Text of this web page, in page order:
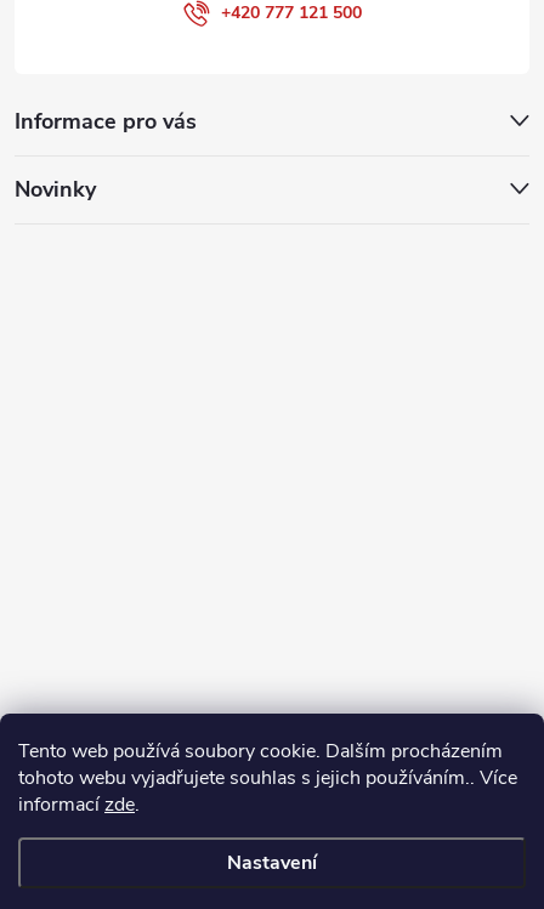
Tento web používá soubory cookie. Dalším procházením
tohoto webu vyjadřujete souhlas s jejich používáním.. Více
informacízde.
Nastavení
Informace pro vás
Novinky
+420 777 121 500